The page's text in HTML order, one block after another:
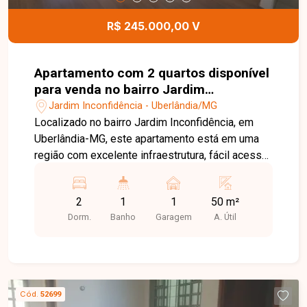
R$ 245.000,00 V
Apartamento com 2 quartos disponível
para venda no bairro Jardim
Inconfidência em Uberlândia-MG
Jardim Inconfidência - Uberlândia/MG
Localizado no bairro Jardim Inconfidência, em
Uberlândia-MG, este apartamento está em uma
região com excelente infraestrutura, fácil acesso
supermercados, escolas, farmácias e diversos
comércios e serviços, proporcionando
praticidade e qualidade de vida para toda a
social, área de serviço e 01 vaga de garagem. O
condomínio oferece elevador, portaria 24 horas,
2
Dorm.
1
Banho
1
Garagem
50 m²
A. Útil
Cód. 52699